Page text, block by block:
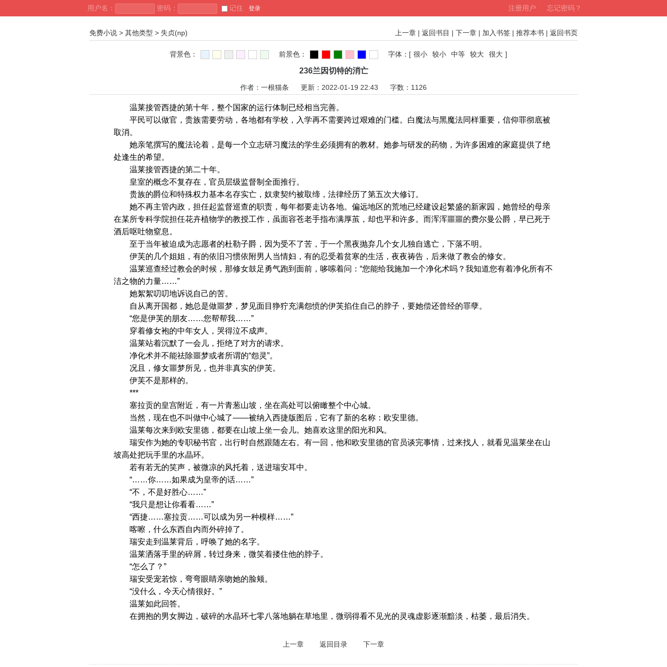
用户名： 密码： 记住 注册用户 忘记密码？
免费小说 > 其他类型 > 失贞(np) 上一章 | 返回书目 | 下一章 | 加入书签 | 推荐本书 | 返回书页
背景色： 前景色： 字体： [ 很小 较小 中等 较大 很大 ]
236兰因切特的消亡
作者： 一根猫条 更新：2022-01-19 22:43 字数：1126
温莱接管西捷的第十年，整个国家的运行体制已经相当完善。
平民可以做官，贵族需要劳动，各地都有学校，入学再不需要跨过艰难的门槛。白魔法与黑魔法同样重要，信仰罪彻底被
取消。
她亲笔撰写的魔法论着，是每一个立志研习魔法的学生必须拥有的教材。她参与研发的药物，为许多困难的家庭提供了绝
处逢生的希望。
温莱接管西捷的第二十年。
皇室的概念不复存在，官员层级监督制全面推行。
贵族的爵位和特殊权力基本名存实亡，奴隶契约被取缔，法律经历了第五次大修订。
她不再主管内政，担任起监督巡查的职责，每年都要走访各地。偏远地区的荒地已经建设起繁盛的新家园，她曾经的母亲
在某所专科学院担任花卉植物学的教授工作，虽面容苍老手指布满厚茧，却也平和许多。而浑浑噩噩的费尔曼公爵，早已死于
酒后呕吐物窒息。
至于当年被迫成为志愿者的杜勒子爵，因为受不了苦，于一个黑夜抛弃几个女儿独自逃亡，下落不明。
伊芙的几个姐姐，有的依旧习惯依附男人当情妇，有的忍受着贫寒的生活，夜夜祷告，后来做了教会的修女。
温莱巡查经过教会的时候，那修女鼓足勇气跑到面前，哆嗦着问：“您能给我施加一个净化术吗？我知道您有着净化所有不
洁之物的力量……”
她絮絮叨叨地诉说自己的苦。
自从离开国都，她总是做噩梦，梦见面目狰狞充满怨愤的伊芙掐住自己的脖子，要她偿还曾经的罪孽。
“您是伊芙的朋友……您帮帮我……”
穿着修女袍的中年女人，哭得泣不成声。
温莱站着沉默了一会儿，拒绝了对方的请求。
净化术并不能祛除噩梦或者所谓的“怨灵”。
况且，修女噩梦所见，也并非真实的伊芙。
伊芙不是那样的。
***
塞拉贡的皇宫附近，有一片青葱山坡，坐在高处可以俯瞰整个中心城。
当然，现在也不叫做中心城了——被纳入西捷版图后，它有了新的名称：欧安里德。
温莱每次来到欧安里德，都要在山坡上坐一会儿。她喜欢这里的阳光和风。
瑞安作为她的专职秘书官，出行时自然跟随左右。有一回，他和欧安里德的官员谈完事情，过来找人，就看见温莱坐在山
坡高处把玩手里的水晶环。
若有若无的笑声，被微凉的风托着，送进瑞安耳中。
“……你……如果成为皇帝的话……”
“不，不是好胜心……”
“我只是想让你看看……”
“西捷……塞拉贡……可以成为另一种模样……”
喀嚓，什么东西自内而外碎掉了。
瑞安走到温莱背后，呼唤了她的名字。
温莱洒落手里的碎屑，转过身来，微笑着搂住他的脖子。
“怎么了？”
瑞安受宠若惊，弯弯眼睛亲吻她的脸颊。
“没什么，今天心情很好。”
温莱如此回答。
在拥抱的男女脚边，破碎的水晶环七零八落地躺在草地里，微弱得看不见光的灵魂虚影逐渐黯淡，枯萎，最后消失。
上一章 返回目录 下一章